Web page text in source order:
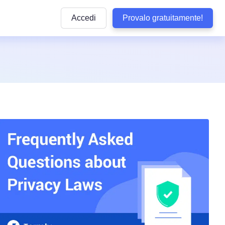
di Responsabilità
accessibilità
Visualizza Tutte le Normative
Vedi tutte le leggi coperte dai nostri prodotti
Tracker delle Normative sulla
Dati negli USA
Non perdere alcun aggiornamento sulle
statunitensi sulla privacy
Confronta Termly
Termly ad altre soluzioni di conformità
Accedi Provalo gratuitamente!